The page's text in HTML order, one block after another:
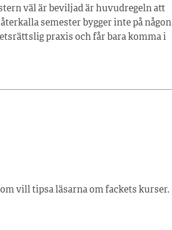
väl är beviljad är huvudregeln att
semester bygger inte på någon
praxis och får bara komma i
vill tipsa läsarna om fackets kurser.